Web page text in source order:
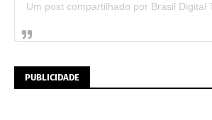
PUBLICIDADE